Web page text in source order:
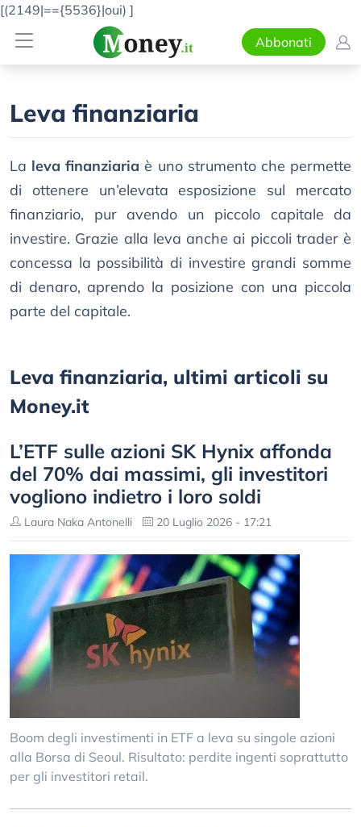
[(2149|=={5536}|oui) ]
Abbonati
Leva finanziaria
La leva finanziaria è uno strumento che permette
di ottenere un’elevata esposizione sul mercato
finanziario, pur avendo un piccolo capitale da
investire. Grazie alla leva anche ai piccoli trader è
concessa la possibilità di investire grandi somme
di denaro, aprendo la posizione con una piccola
parte del capitale.
Leva finanziaria, ultimi articoli su
Money.it
L’ETF sulle azioni SK Hynix affonda
del 70% dai massimi, gli investitori
vogliono indietro i loro soldi
Laura Naka Antonelli 20 Luglio 2026 - 17:21
Boom degli investimenti in ETF a leva su singole azioni
alla Borsa di Seoul. Risultato: perdite ingenti soprattutto
per gli investitori retail.